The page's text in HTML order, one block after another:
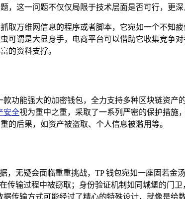
，这一问题不仅仅局限于技术层面是否可行，更
取万维网信息的程序或者脚本，它宛如一个不知
可谓是大显身手，电商平台可以借助它收集竞争
的资料支撑。
功能强大的加密钱包，全力支持多种区块链资产
安全视为重中之重，采取了一系列严密的保护措施
的后果，如资产被盗取、个人信息被滥用等。
，无疑会面临重重挑战，TP 钱包宛如一座固若金
传输过程中被窃取；身份验证机制如同城堡的门
传输方式可能经过了精心的特殊设计，就像是给